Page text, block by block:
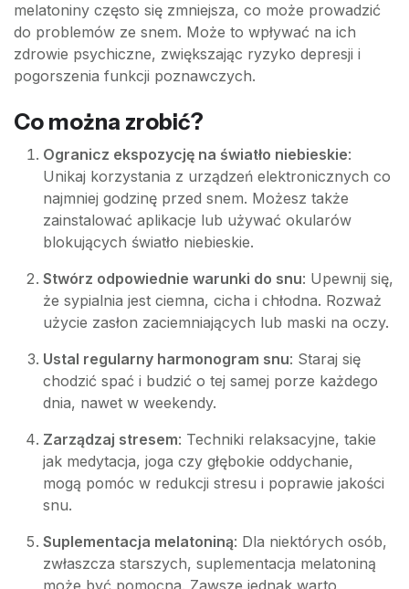
melatoniny często się zmniejsza, co może prowadzić
do problemów ze snem. Może to wpływać na ich
zdrowie psychiczne, zwiększając ryzyko depresji i
pogorszenia funkcji poznawczych.
Co można zrobić?
Ogranicz ekspozycję na światło niebieskie:
Unikaj korzystania z urządzeń elektronicznych co
najmniej godzinę przed snem. Możesz także
zainstalować aplikacje lub używać okularów
blokujących światło niebieskie.
Stwórz odpowiednie warunki do snu: Upewnij się,
że sypialnia jest ciemna, cicha i chłodna. Rozważ
użycie zasłon zaciemniających lub maski na oczy.
Ustal regularny harmonogram snu: Staraj się
chodzić spać i budzić o tej samej porze każdego
dnia, nawet w weekendy.
Zarządzaj stresem: Techniki relaksacyjne, takie
jak medytacja, joga czy głębokie oddychanie,
mogą pomóc w redukcji stresu i poprawie jakości
snu.
Suplementacja melatoniną: Dla niektórych osób,
zwłaszcza starszych, suplementacja melatoniną